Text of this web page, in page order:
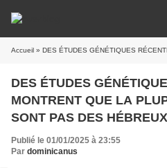
Accueil » DES ÉTUDES GÉNÉTIQUES RÉCENTES MONTRENT
DES ÉTUDES
MONTRENT QUE LA
SONT PAS DES HÉBREUX
Publié le 01/01/2025 à 23:55
Par dominicanus